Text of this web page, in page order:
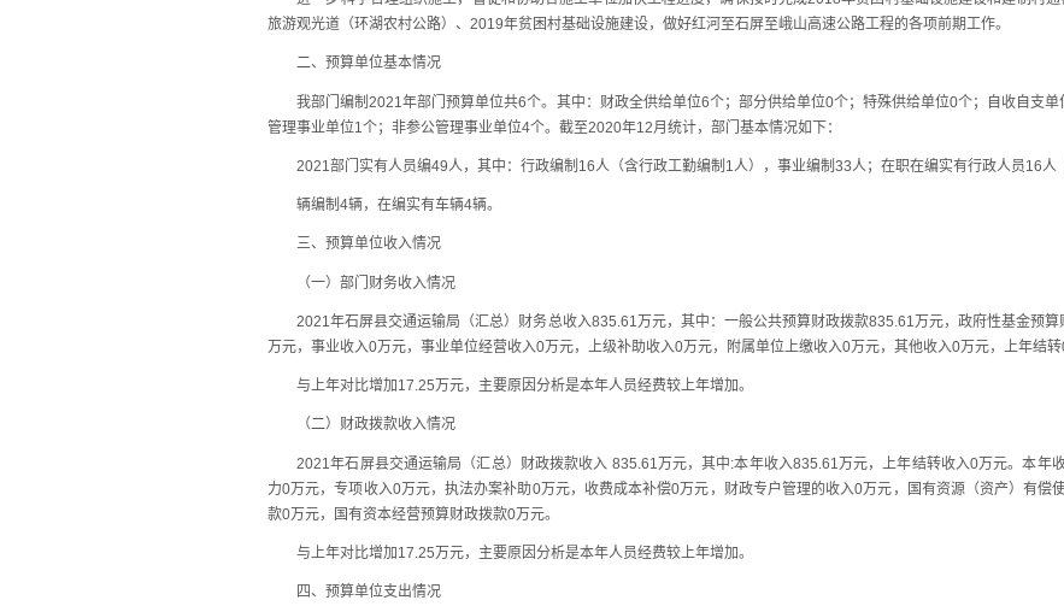
旅游观光道（环湖农村公路）、2019年贫困村基础设施建设，做好红河至石屏至峨山高速公路工程的各项前期工作。
二、预算单位基本情况
我部门编制2021年部门预算单位共6个。其中：财政全供给单位6个；部分供给单位0个；特殊供给单位0个；自收自支单
管理事业单位1个；非参公管理事业单位4个。截至2020年12月统计，部门基本情况如下：
2021部门实有人员编49人，其中：行政编制16人（含行政工勤编制1人），事业编制33人；在职在编实有行政人员16人
辆编制4辆，在编实有车辆4辆。
三、预算单位收入情况
（一）部门财务收入情况
2021年石屏县交通运输局（汇总）财务总收入835.61万元，其中：一般公共预算财政拨款835.61万元，政府性基金预算
万元，事业收入0万元，事业单位经营收入0万元，上级补助收入0万元，附属单位上缴收入0万元，其他收入0万元，上年结转
与上年对比增加17.25万元，主要原因分析是本年人员经费较上年增加。
（二）财政拨款收入情况
2021年石屏县交通运输局（汇总）财政拨款收入 835.61万元，其中:本年收入835.61万元，上年结转收入0万元。本年
力0万元，专项收入0万元，执法办案补助0万元，收费成本补偿0万元，财政专户管理的收入0万元，国有资源（资产）有偿
款0万元，国有资本经营预算财政拨款0万元。
与上年对比增加17.25万元，主要原因分析是本年人员经费较上年增加。
四、预算单位支出情况